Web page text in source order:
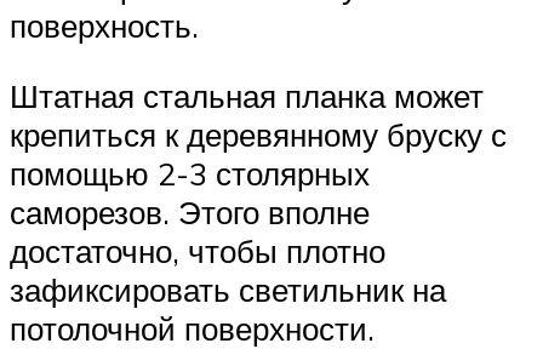
поверхность.
Штатная стальная планка может
крепиться к деревянному бруску с
помощью 2-3 столярных
саморезов. Этого вполне
достаточно, чтобы плотно
зафиксировать светильник на
потолочной поверхности.